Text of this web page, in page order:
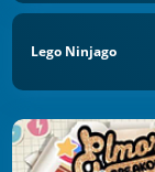
Lego Ninjago